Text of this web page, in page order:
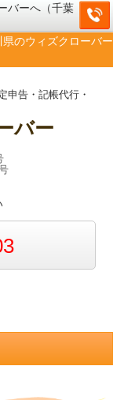
バーへ（千葉
のウィズクローバー
申告・記帳代行・
バー